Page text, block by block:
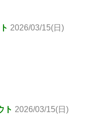
2026/03/15(日)
ト 2026/03/15(日)